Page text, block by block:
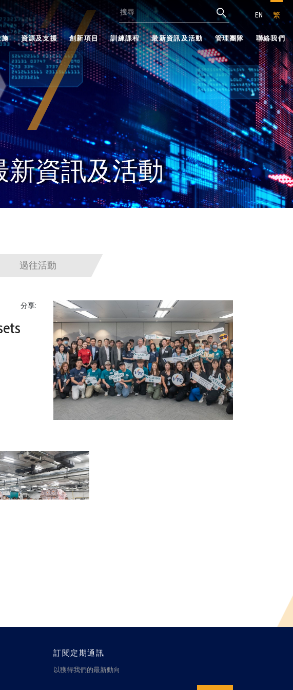
EN 繁
施 資源及支援 創新項目 訓練課程 最新資訊及活動 管理團隊 聯絡我們
新資訊及活動
過往活動
分享:
訂閱定期通訊
以獲得我們的最新動向